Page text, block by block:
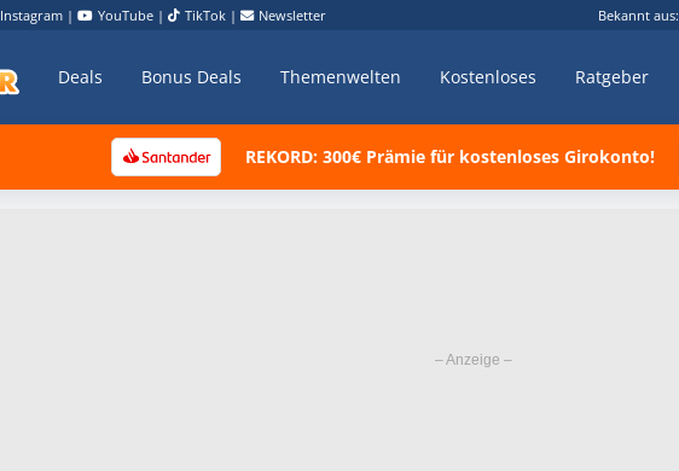
Instagram | YouTube | TikTok | Newsletter Bekannt aus:
Deals Bonus Deals Themenwelten Kostenloses Ratgeber
REKORD: 300€ Prämie für kostenloses Girokonto!